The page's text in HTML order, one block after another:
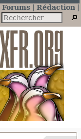
Forums
Rédaction